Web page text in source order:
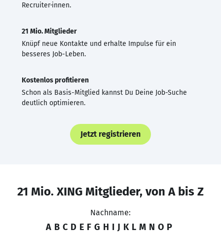
Recruiter·innen.
21 Mio. Mitglieder
Knüpf neue Kontakte und erhalte Impulse für ein
besseres Job-Leben.
Kostenlos profitieren
Schon als Basis-Mitglied kannst Du Deine Job-Suche
deutlich optimieren.
Jetzt registrieren
21 Mio. XING Mitglieder, von A bis Z
Nachname:
A B C D E F G H I J K L M N O P